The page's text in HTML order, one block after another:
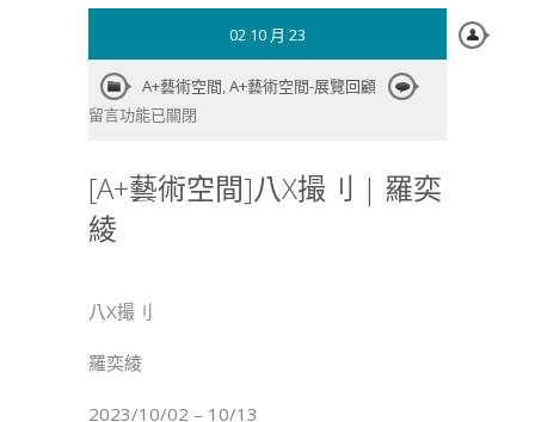
02 10 月 23
A+藝術空間,A+藝術空間-展覽回顧
間]
留言功能已關閉
[A+藝術空間]八X撮刂 | 羅奕
綾
八X撮刂
羅奕綾
2023/10/02 – 10/13